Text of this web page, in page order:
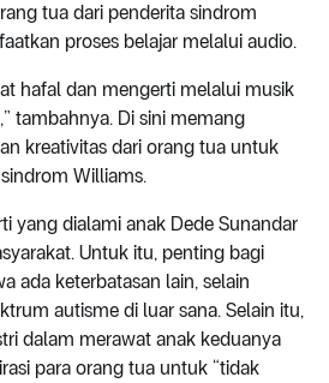
tua dari penderita sindrom
proses belajar melalui audio.
hafal dan mengerti melalui musik
tambahnya. Di sini memang
kreativitas dari orang tua untuk
Williams.
yang dialami anak Dede Sunandar
Untuk itu, penting bagi
ada keterbatasan lain, selain
autisme di luar sana. Selain itu,
dalam merawat anak keduanya
para orang tua untuk “tidak